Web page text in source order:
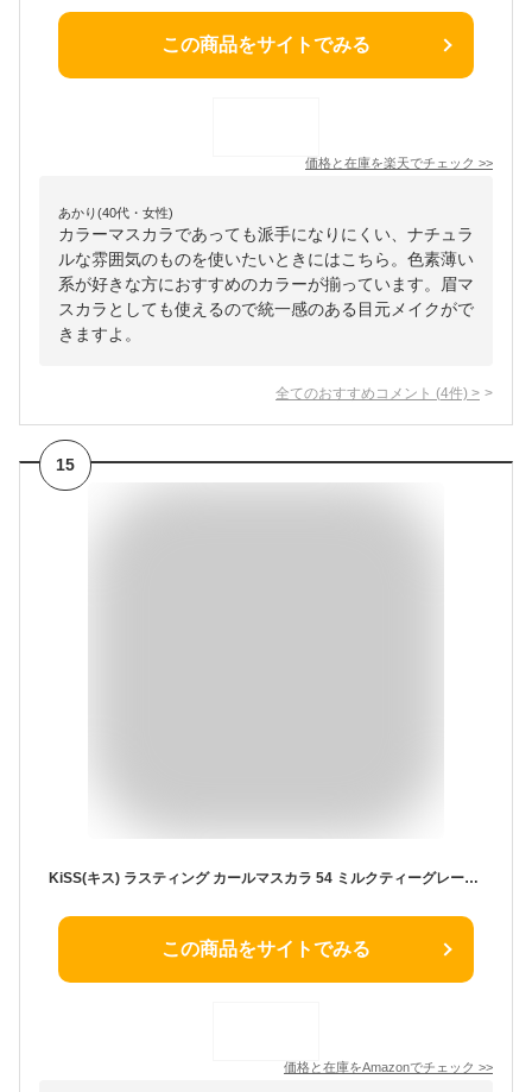
この商品をサイトでみる
価格と在庫を楽天でチェック >>
あかり(40代・女性)
カラーマスカラであっても派手になりにくい、ナチュラ
ルな雰囲気のものを使いたいときにはこちら。色素薄い
系が好きな方におすすめのカラーが揃っています。眉マ
スカラとしても使えるので統一感のある目元メイクがで
きますよ。
全てのおすすめコメント (4件) >
15
KiSS(キス) ラスティング カールマスカラ 54 ミルクティーグレージュ 4.5g 柔らかなグレージュ カラーマスカラ セパレートスリムブラシ 抜け感 お湯+洗顔オフ
この商品をサイトでみる
価格と在庫をAmazonでチェック >>